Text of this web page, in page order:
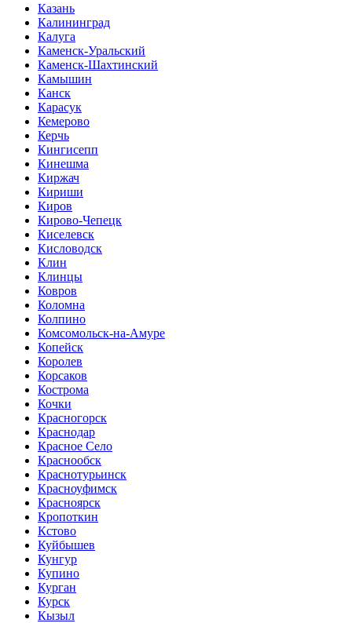
Казань
Калининград
Калуга
Каменск-Уральский
Каменск-Шахтинский
Камышин
Канск
Карасук
Кемерово
Керчь
Кингисепп
Кинешма
Киржач
Кириши
Киров
Кирово-Чепецк
Киселевск
Кисловодск
Клин
Клинцы
Ковров
Коломна
Колпино
Комсомольск-на-Амуре
Копейск
Королев
Корсаков
Кострома
Кочки
Красногорск
Краснодар
Красное Село
Краснообск
Краснотурьинск
Красноуфимск
Красноярск
Кропоткин
Кстово
Куйбышев
Кунгур
Купино
Курган
Курск
Кызыл